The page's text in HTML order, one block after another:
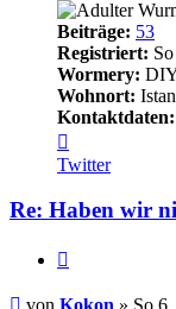
Beiträge: 53
Registriert:
Wormery:
Wohnort:
Kontaktdaten:
von
Kokon
Twitter
Re: Haben wir
Beitrag